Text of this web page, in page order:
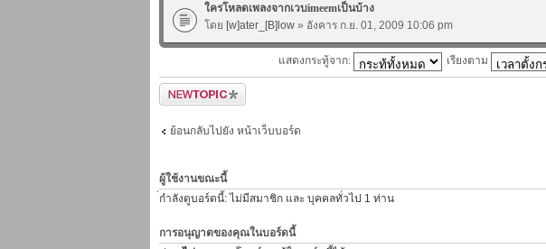
ใครโหลดเพลงจากเวบimeemเป็นบ้าง
โดย [w]ater_[B]low » อังคาร ก.ย. 01, 2009 10:06 pm
แสดงกระทู้จาก: เรียงตาม
ตั้งกระทู้ใหม่
ย้อนกลับไปยัง หน้าเว็บบอร์ด
ผู้ใช้งานขณะนี้
่กำลังดูบอร์ดนี้: ไม่มีสมาชิก และ บุคคลทั่วไป 1 ท่าน
การอนุญาตของคุณในบอร์ดนี้